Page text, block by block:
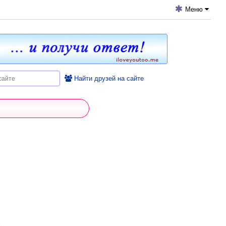
Меню
Найти друзей на сайте